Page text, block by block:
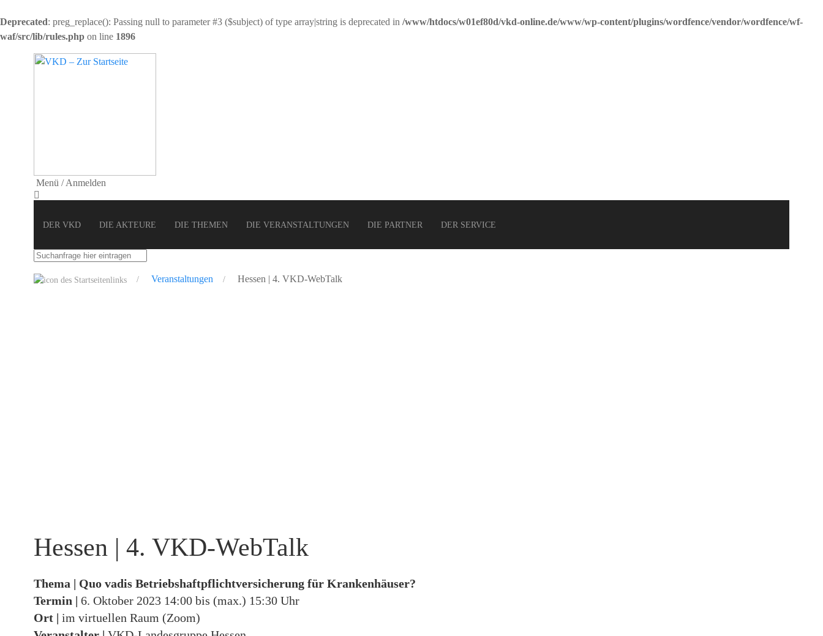
Deprecated: preg_replace(): Passing null to parameter #3 ($subject) of type array|string is deprecated in /www/htdocs/w01ef80d/vkd-online.de/www/wp-content/plugins/wordfence/vendor/wordfence/wf-
waf/src/lib/rules.php on line 1896
Menü / Anmelden
DER VKD DIE AKTEURE DIE THEMEN DIE VERANSTALTUNGEN DIE PARTNER DER SERVICE
Suchbegriff
Veranstaltungen
Hessen | 4. VKD-WebTalk
Hessen | 4. VKD-WebTalk
Thema | Quo vadis Betriebshaftpflichtversicherung für Krankenhäuser?
Termin | 6. Oktober 2023 14:00 bis (max.) 15:30 Uhr
Ort | im virtuellen Raum (Zoom)